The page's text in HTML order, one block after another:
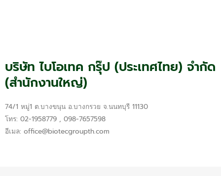
บริษัท ไบโอเทค กรุ๊ป (ประเทศไทย) จำกัด
(สำนักงานใหญ่)
74/1 หมู่1 ต.บางขนุน อ.บางกรวย จ.นนทบุรี 11130
โทร: 02-1958779 , 098-7657598
อีเมล: office@biotecgroupth.com